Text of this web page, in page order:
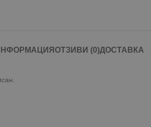
ОТЗИВИ (0)ДОСТАВКА